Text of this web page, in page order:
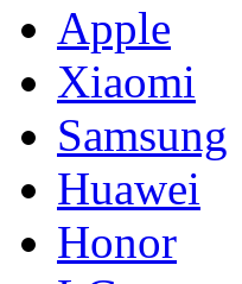
Apple
Xiaomi
Samsung
Huawei
Honor